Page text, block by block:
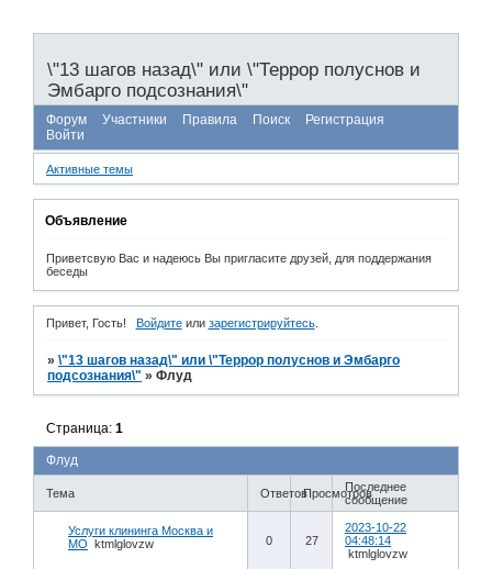
\"13 шагов назад\" или \"Террор полуснов и
Эмбарго подсознания\"
Форум Участники Правила Поиск
Регистрация
Войти
Активные темы
Объявление
Приветсвую Вас и надеюсь Вы пригласите друзей, для поддержания
беседы
Привет, Гость! Войдитеили зарегистрируйтесь.
»\"13 шагов назад\" или \"Террор полуснов и Эмбарго
подсознания\" »Флуд
Флуд
Страница:1
Тема ОтветовПросмотровПоследнее
сообщение
Услуги клининга Москва и
МО ktmlglovzw 0 27
2023-10-22
04:48:14
ktmlglovzw